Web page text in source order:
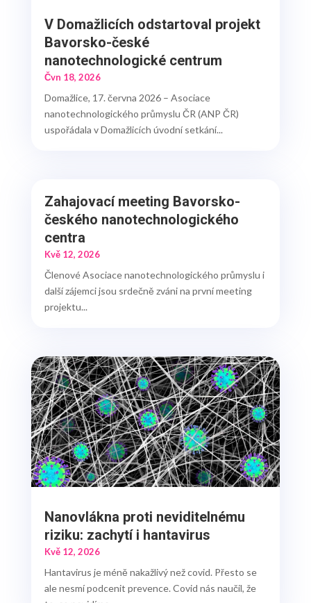
V Domažlicích odstartoval projekt
Bavorsko-české
nanotechnologické centrum
Čvn 18, 2026
Domažlice, 17. června 2026 – Asociace
nanotechnologického průmyslu ČR (ANP ČR)
uspořádala v Domažlicích úvodní setkání...
Zahajovací meeting Bavorsko-
českého nanotechnologického
centra
Kvě 12, 2026
Členové Asociace nanotechnologického průmyslu i
další zájemci jsou srdečně zváni na první meeting
projektu...
Nanovlákna proti neviditelnému
riziku: zachytí i hantavirus
Kvě 12, 2026
Hantavirus je méně nakažlivý než covid. Přesto se
ale nesmí podcenit prevence. Covid nás naučil, že